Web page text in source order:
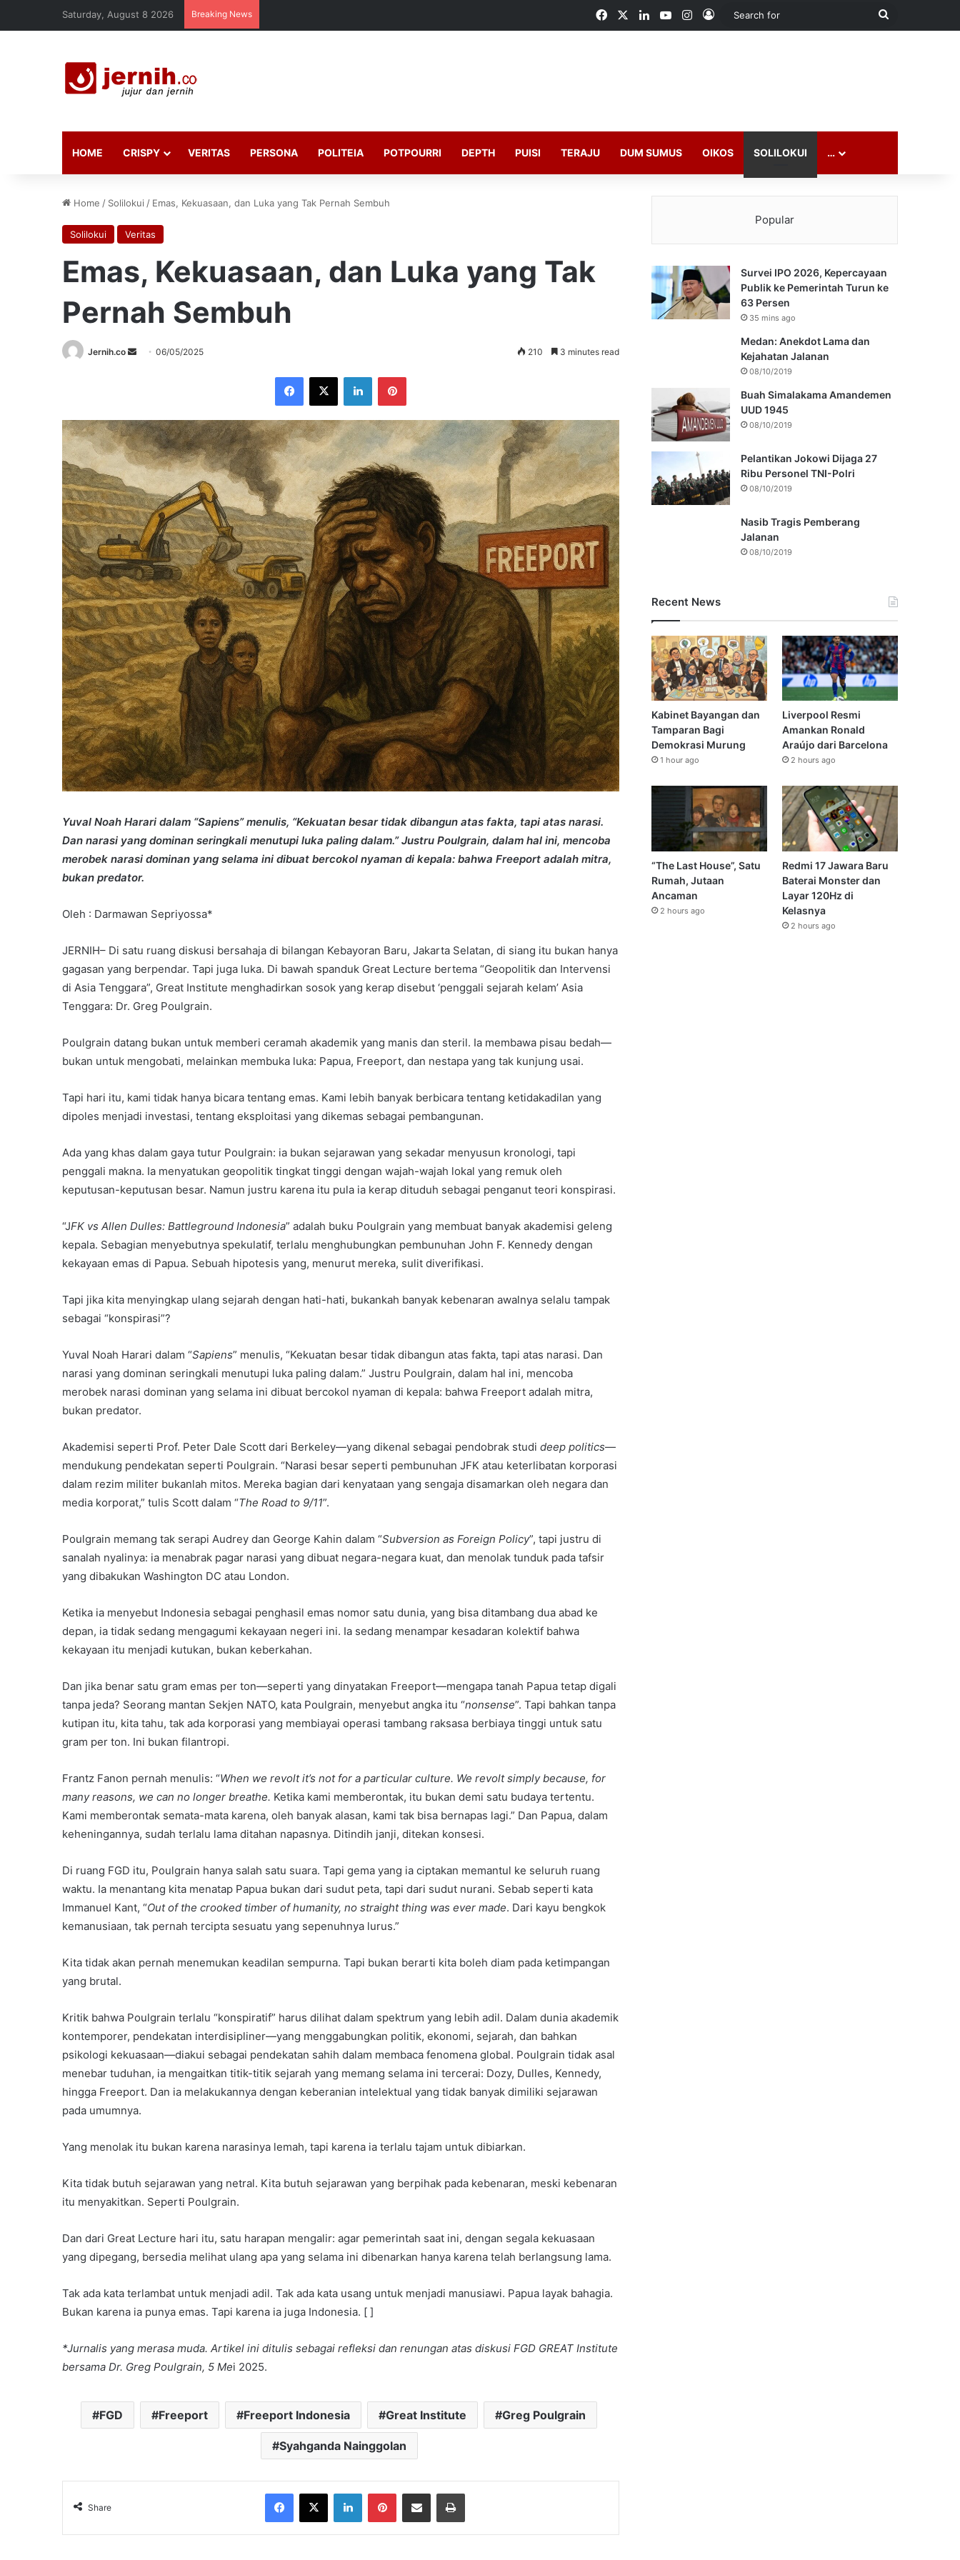
Saturday, August 8 2026 Breaking News FacebookLinkedInYouTubeInstagram
Log In
Search
HOME CRISPY VERITAS PERSONA POLITEIA POTPOURRI DEPTH PUISI TERAJU DUM SUMUS OIKOS SOLILOKUI …
Home / Solilokui / Emas, Kekuasaan, dan Luka yang Tak Pernah Sembuh
Solilokui Veritas
Emas, Kekuasaan, dan Luka yang Tak
Pernah Sembuh
Jernih.co
Send06/05/2025 210 3 minutes read
Facebook
X LinkedInPinterest
Yuval Noah Harari dalam “Sapiens” menulis, “Kekuatan besar tidak dibangun atas fakta, tapi atas narasi.
Dan narasi yang dominan seringkali menutupi luka paling dalam.” Justru Poulgrain, dalam hal ini, mencoba
merobek narasi dominan yang selama ini dibuat bercokol nyaman di kepala: bahwa Freeport adalah mitra,
bukan predator.
Oleh : Darmawan Sepriyossa*
JERNIH– Di satu ruang diskusi bersahaja di bilangan Kebayoran Baru, Jakarta Selatan, di siang itu bukan hanya
gagasan yang berpendar. Tapi juga luka. Di bawah spanduk Great Lecture bertema “Geopolitik dan Intervensi
di Asia Tenggara”, Great Institute menghadirkan sosok yang kerap disebut ‘penggali sejarah kelam’ Asia
Tenggara: Dr. Greg Poulgrain.
Poulgrain datang bukan untuk memberi ceramah akademik yang manis dan steril. Ia membawa pisau bedah—
bukan untuk mengobati, melainkan membuka luka: Papua, Freeport, dan nestapa yang tak kunjung usai.
Tapi hari itu, kami tidak hanya bicara tentang emas. Kami lebih banyak berbicara tentang ketidakadilan yang
dipoles menjadi investasi, tentang eksploitasi yang dikemas sebagai pembangunan.
Ada yang khas dalam gaya tutur Poulgrain: ia bukan sejarawan yang sekadar menyusun kronologi, tapi
penggali makna. Ia menyatukan geopolitik tingkat tinggi dengan wajah-wajah lokal yang remuk oleh
keputusan-keputusan besar. Namun justru karena itu pula ia kerap dituduh sebagai penganut teori konspirasi.
“JFK vs Allen Dulles: Battleground Indonesia” adalah buku Poulgrain yang membuat banyak akademisi geleng
kepala. Sebagian menyebutnya spekulatif, terlalu menghubungkan pembunuhan John F. Kennedy dengan
kekayaan emas di Papua. Sebuah hipotesis yang, menurut mereka, sulit diverifikasi.
Tapi jika kita menyingkap ulang sejarah dengan hati-hati, bukankah banyak kebenaran awalnya selalu tampak
sebagai “konspirasi”?
Yuval Noah Harari dalam “Sapiens” menulis, “Kekuatan besar tidak dibangun atas fakta, tapi atas narasi. Dan
narasi yang dominan seringkali menutupi luka paling dalam.” Justru Poulgrain, dalam hal ini, mencoba
merobek narasi dominan yang selama ini dibuat bercokol nyaman di kepala: bahwa Freeport adalah mitra,
bukan predator.
Akademisi seperti Prof. Peter Dale Scott dari Berkeley—yang dikenal sebagai pendobrak studi deep politics—
mendukung pendekatan seperti Poulgrain. “Narasi besar seperti pembunuhan JFK atau keterlibatan korporasi
dalam rezim militer bukanlah mitos. Mereka bagian dari kenyataan yang sengaja disamarkan oleh negara dan
media korporat,” tulis Scott dalam “The Road to 9/11”.
Poulgrain memang tak serapi Audrey dan George Kahin dalam “Subversion as Foreign Policy”, tapi justru di
sanalah nyalinya: ia menabrak pagar narasi yang dibuat negara-negara kuat, dan menolak tunduk pada tafsir
yang dibakukan Washington DC atau London.
Ketika ia menyebut Indonesia sebagai penghasil emas nomor satu dunia, yang bisa ditambang dua abad ke
depan, ia tidak sedang mengagumi kekayaan negeri ini. Ia sedang menampar kesadaran kolektif bahwa
kekayaan itu menjadi kutukan, bukan keberkahan.
Dan jika benar satu gram emas per ton—seperti yang dinyatakan Freeport—mengapa tanah Papua tetap digali
tanpa jeda? Seorang mantan Sekjen NATO, kata Poulgrain, menyebut angka itu “nonsense”. Tapi bahkan tanpa
kutipan itu, kita tahu, tak ada korporasi yang membiayai operasi tambang raksasa berbiaya tinggi untuk satu
gram per ton. Ini bukan filantropi.
Frantz Fanon pernah menulis: “When we revolt it’s not for a particular culture. We revolt simply because, for
many reasons, we can no longer breathe. Ketika kami memberontak, itu bukan demi satu budaya tertentu.
Kami memberontak semata-mata karena, oleh banyak alasan, kami tak bisa bernapas lagi.” Dan Papua, dalam
keheningannya, sudah terlalu lama ditahan napasnya. Ditindih janji, ditekan konsesi.
Di ruang FGD itu, Poulgrain hanya salah satu suara. Tapi gema yang ia ciptakan memantul ke seluruh ruang
waktu. Ia menantang kita menatap Papua bukan dari sudut peta, tapi dari sudut nurani. Sebab seperti kata
Immanuel Kant, “Out of the crooked timber of humanity, no straight thing was ever made. Dari kayu bengkok
kemanusiaan, tak pernah tercipta sesuatu yang sepenuhnya lurus.”
Kita tidak akan pernah menemukan keadilan sempurna. Tapi bukan berarti kita boleh diam pada ketimpangan
yang brutal.
Kritik bahwa Poulgrain terlalu “konspiratif” harus dilihat dalam spektrum yang lebih adil. Dalam dunia akademik
kontemporer, pendekatan interdisipliner—yang menggabungkan politik, ekonomi, sejarah, dan bahkan
psikologi kekuasaan—diakui sebagai pendekatan sahih dalam membaca fenomena global. Poulgrain tidak asal
menebar tuduhan, ia mengaitkan titik-titik sejarah yang memang selama ini tercerai: Dozy, Dulles, Kennedy,
hingga Freeport. Dan ia melakukannya dengan keberanian intelektual yang tidak banyak dimiliki sejarawan
pada umumnya.
Yang menolak itu bukan karena narasinya lemah, tapi karena ia terlalu tajam untuk dibiarkan.
Kita tidak butuh sejarawan yang netral. Kita butuh sejarawan yang berpihak pada kebenaran, meski kebenaran
itu menyakitkan. Seperti Poulgrain.
Dan dari Great Lecture hari itu, satu harapan mengalir: agar pemerintah saat ini, dengan segala kekuasaan
yang dipegang, bersedia melihat ulang apa yang selama ini dibenarkan hanya karena telah berlangsung lama.
Tak ada kata terlambat untuk menjadi adil. Tak ada kata usang untuk menjadi manusiawi. Papua layak bahagia.
Bukan karena ia punya emas. Tapi karena ia juga Indonesia. [ ]
*Jurnalis yang merasa muda. Artikel ini ditulis sebagai refleksi dan renungan atas diskusi FGD GREAT Institute
bersama Dr. Greg Poulgrain, 5 Mei 2025.
FGD Freeport Freeport Indonesia Great Institute Greg Poulgrain
Syahganda Nainggolan
Share
Facebook
X LinkedInPinterestShare via Email Print
Popular
Survei IPO 2026, Kepercayaan
Publik ke Pemerintah Turun ke
63 Persen
35 mins ago
Medan: Anekdot Lama dan
Kejahatan Jalanan
08/10/2019
Buah Simalakama Amandemen
UUD 1945
08/10/2019
Pelantikan Jokowi Dijaga 27
Ribu Personel TNI-Polri
08/10/2019
Nasib Tragis Pemberang
Jalanan
08/10/2019
Recent News
Kabinet Bayangan dan
Tamparan Bagi
Demokrasi Murung
1 hour ago
Liverpool Resmi
Amankan Ronald
Araújo dari Barcelona
2 hours ago
“The Last House”, Satu
Rumah, Jutaan
Ancaman
2 hours ago
Redmi 17 Jawara Baru
Baterai Monster dan
Layar 120Hz di
Kelasnya
2 hours ago